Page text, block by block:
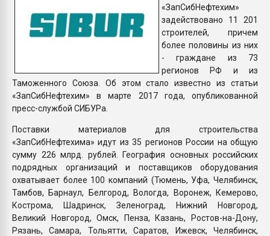
«ЗапСибНефтехим»
задействовано 11 201
строителей, причем
более половины из них
- граждане из 73
регионов РФ и из
Таможенного Союза. Об этом стало известно из статьи
«ЗапСибНефтехим» в марте 2017 года, опубликованной
пресс-службой СИБУРа.
Поставки материалов для строительства
«ЗапСибНефтехима» идут из 35 регионов России на общую
сумму 226 млрд. рублей. География основных российских
подрядных организаций и поставщиков оборудования
охватывает более 100 компаний (Тюмень, Уфа, Челябинск,
Тамбов, Барнаул, Белгород, Вологда, Воронеж, Кемерово,
Кострома, Шадринск, Зеленоград, Нижний Новгород,
Великий Новгород, Омск, Пенза, Казань, Ростов-на-Дону,
Рязань, Самара, Тольятти, Саратов, Ижевск, Челябинск,